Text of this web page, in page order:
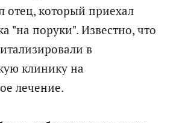
отец, который приехал
"на поруки". Известно, что
в
клинику на
лечение.